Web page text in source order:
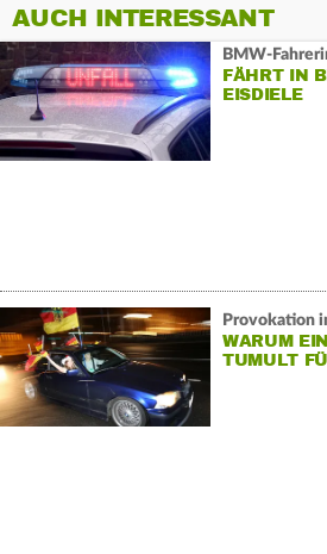
AUCH INTERESSANT
BMW-
FÄHRT IN
EISDIELE
Provokation
WARUM
TUMULT